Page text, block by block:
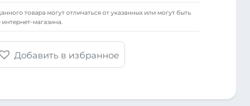
товара могут отличаться от указанных или могут быть
магазина.
Добавить в избранное